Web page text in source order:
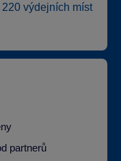
220 výdejních míst
partnerů